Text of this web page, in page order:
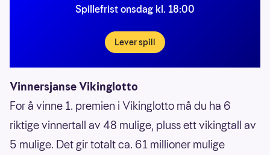
Spillefrist onsdag kl. 18:00
Lever spill
Vinnersjanse Vikinglotto
For å vinne 1. premien i Vikinglotto må du ha 6
riktige vinnertall av 48 mulige, pluss ett vikingtall av
5 mulige. Det gir totalt ca. 61 millioner mulige